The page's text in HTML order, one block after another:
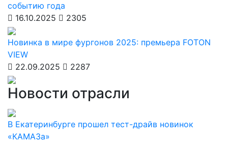
событию года
16.10.2025
2305
Новинка в мире фургонов 2025: премьера FOTON
VIEW
22.09.2025
2287
Новости отрасли
В Екатеринбурге прошел тест-драйв новинок
«КАМАЗа»